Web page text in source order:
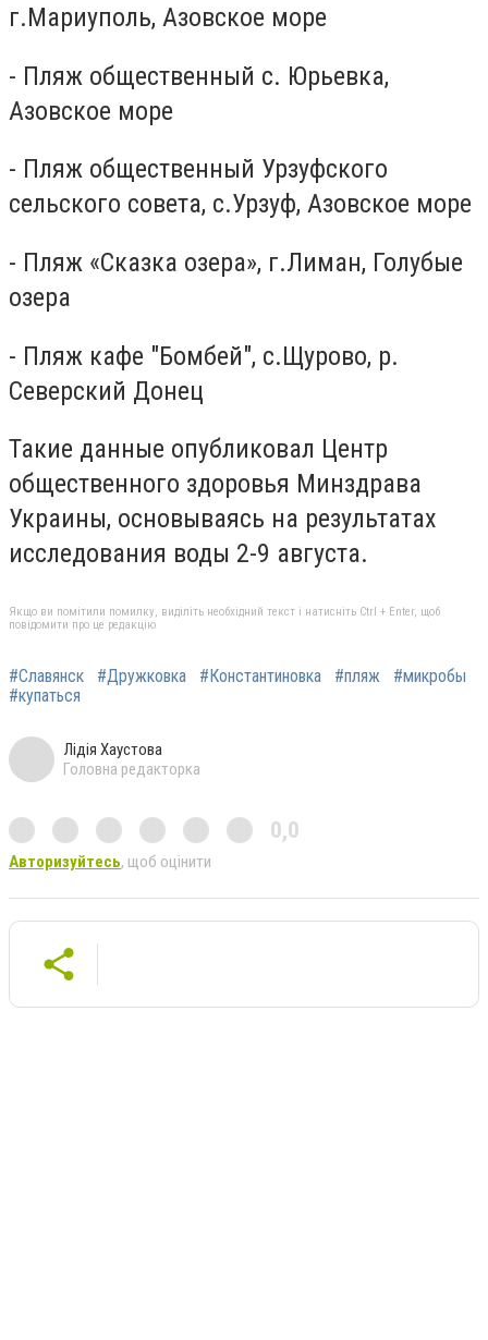
г.Мариуполь, Азовское море
- Пляж общественный с. Юрьевка,
Азовское море
- Пляж общественный Урзуфского
сельского совета, с.Урзуф, Азовское море
- Пляж «Сказка озера», г.Лиман, Голубые
озера
- Пляж кафе "Бомбей", с.Щурово, р.
Северский Донец
Такие данные опубликовал Центр
общественного здоровья Минздрава
Украины, основываясь на результатах
исследования воды 2-9 августа.
Якщо ви помітили помилку, виділіть необхідний текст і натисніть Ctrl + Enter, щоб
повідомити про це редакцію
#Славянск #Дружковка #Константиновка #пляж
#микробы
#купаться
Лідія Хаустова
Головна редакторка
0,0
Авторизуйтесь, щоб оцінити